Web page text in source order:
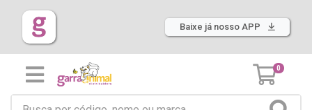
Baixe já nosso APP
0